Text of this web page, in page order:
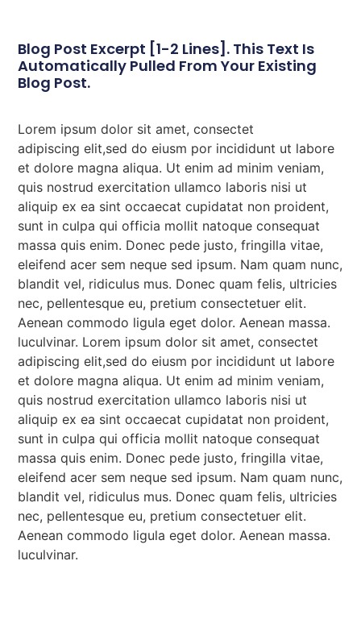
Blog Post Excerpt [1-2 Lines]. This Text Is
Automatically Pulled From Your Existing
Blog Post.
Lorem ipsum dolor sit amet, consectet
adipiscing elit,sed do eiusm por incididunt ut labore
et dolore magna aliqua. Ut enim ad minim veniam,
quis nostrud exercitation ullamco laboris nisi ut
aliquip ex ea sint occaecat cupidatat non proident,
sunt in culpa qui officia mollit natoque consequat
massa quis enim. Donec pede justo, fringilla vitae,
eleifend acer sem neque sed ipsum. Nam quam nunc,
blandit vel, ridiculus mus. Donec quam felis, ultricies
nec, pellentesque eu, pretium consectetuer elit.
Aenean commodo ligula eget dolor. Aenean massa.
luculvinar. Lorem ipsum dolor sit amet, consectet
adipiscing elit,sed do eiusm por incididunt ut labore
et dolore magna aliqua. Ut enim ad minim veniam,
quis nostrud exercitation ullamco laboris nisi ut
aliquip ex ea sint occaecat cupidatat non proident,
sunt in culpa qui officia mollit natoque consequat
massa quis enim. Donec pede justo, fringilla vitae,
eleifend acer sem neque sed ipsum. Nam quam nunc,
blandit vel, ridiculus mus. Donec quam felis, ultricies
nec, pellentesque eu, pretium consectetuer elit.
Aenean commodo ligula eget dolor. Aenean massa.
luculvinar.